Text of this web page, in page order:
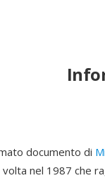
documento di
nel 1987 che